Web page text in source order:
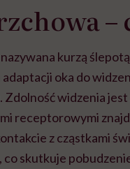
–
kurzą
adaptacji oka do
widzenia
receptorowymi
z cząstkami
skutkuje